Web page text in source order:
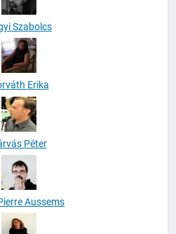
Szabolcs
Erika
Péter
Aussems